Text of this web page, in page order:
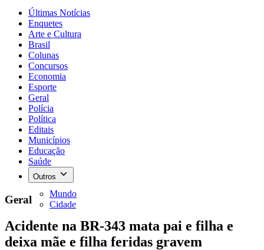
Últimas Notícias
Enquetes
Arte e Cultura
Brasil
Colunas
Concursos
Economia
Esporte
Geral
Polícia
Política
Editais
Municípios
Educação
Saúde
Outros
Mundo
Cidade
Geral
Acidente na BR-343 mata pai e filha e
deixa mãe e filha feridas gravem